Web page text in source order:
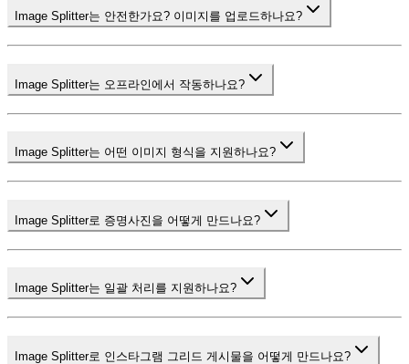
Image Splitter는 안전한가요? 이미지를 업로드하나요?
Image Splitter는 오프라인에서 작동하나요?
Image Splitter는 어떤 이미지 형식을 지원하나요?
Image Splitter로 증명사진을 어떻게 만드나요?
Image Splitter는 일괄 처리를 지원하나요?
Image Splitter로 인스타그램 그리드 게시물을 어떻게 만드나요?